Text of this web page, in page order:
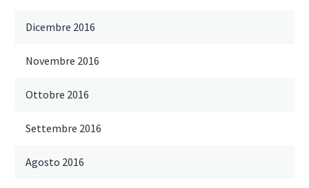
Dicembre 2016
Novembre 2016
Ottobre 2016
Settembre 2016
Agosto 2016